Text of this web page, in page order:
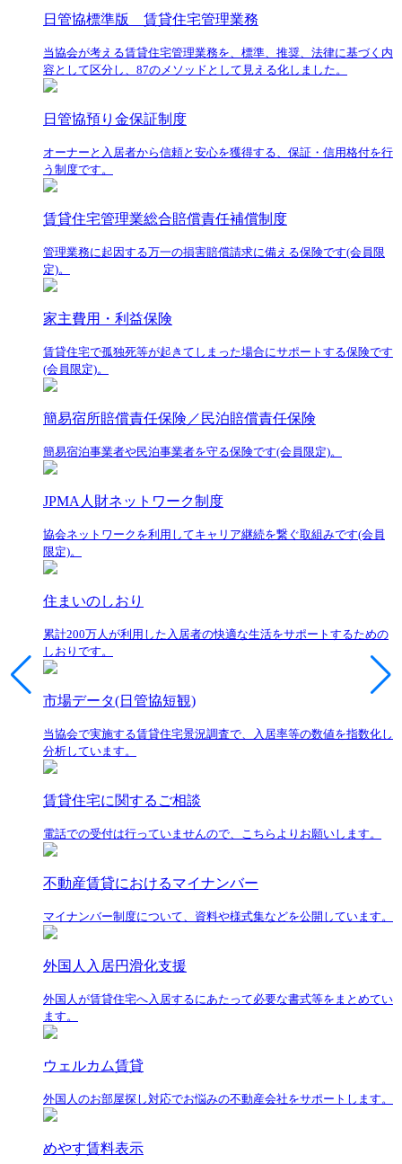
日管協標準版 賃貸住宅管理業務
当協会が考える賃貸住宅管理業務を、標準、推奨、法律に基づく内
容として区分し、87のメソッドとして見える化しました。
日管協預り金保証制度
オーナーと入居者から信頼と安心を獲得する、保証・信用格付を行
う制度です。
賃貸住宅管理業総合賠償責任補償制度
管理業務に起因する万一の損害賠償請求に備える保険です(会員限
定)。
家主費用・利益保険
賃貸住宅で孤独死等が起きてしまった場合にサポートする保険です
(会員限定)。
簡易宿所賠償責任保険／民泊賠償責任保険
簡易宿泊事業者や民泊事業者を守る保険です(会員限定)。
JPMA人財ネットワーク制度
協会ネットワークを利用してキャリア継続を繋ぐ取組みです(会員
限定)。
住まいのしおり
累計200万人が利用した入居者の快適な生活をサポートするための
しおりです。
市場データ(日管協短観)
当協会で実施する賃貸住宅景況調査で、入居率等の数値を指数化し
分析しています。
賃貸住宅に関するご相談
電話での受付は行っていませんので、こちらよりお願いします。
不動産賃貸におけるマイナンバー
マイナンバー制度について、資料や様式集などを公開しています。
外国人入居円滑化支援
外国人が賃貸住宅へ入居するにあたって必要な書式等をまとめてい
ます。
ウェルカム賃貸
外国人のお部屋探し対応でお悩みの不動産会社をサポートします。
めやす賃料表示